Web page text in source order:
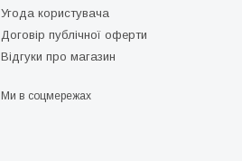
Угода користувача
Договір публічної оферти
Відгуки про магазин
Ми в соцмережах